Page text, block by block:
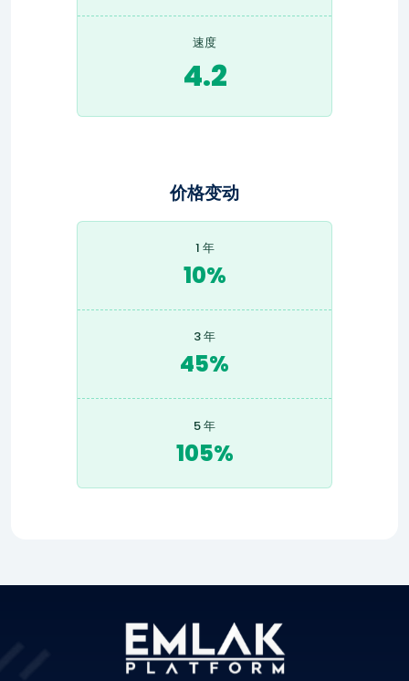
速度
4.2
价格变动
1 年
10%
3 年
45%
5 年
105%